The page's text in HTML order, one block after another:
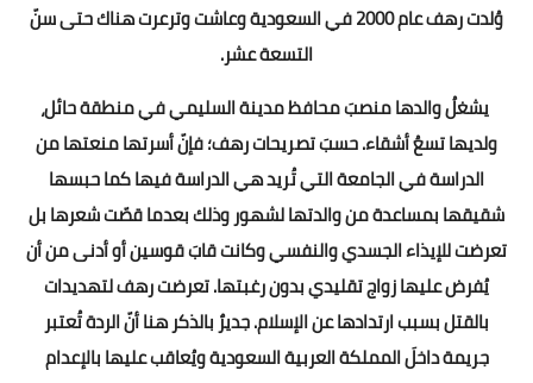
وُلدت رهف عام 2000 في السعودية وعاشت وترعرت هناك حتى سنّ
التسعة عشر.
يشغلُ والدها منصبَ محافظ مدينة السليمي في منطقة حائل،
ولديها تسعُ أشقاء. حسبَ تصريحات رهف؛ فإنّ أسرتها منعتها من
الدراسة في الجامعة التي تُريد هي الدراسة فيها كما حبسها
شقيقها بمساعدة من والدتها لشهور وذلك بعدما قصّت شعرها بل
تعرضت للإيذاء الجسدي والنفسي وكانت قابَ قوسين أو أدنى من أن
يُفرض عليها زواج تقليدي بدون رغبتها. تعرضت رهف لتهديدات
بالقتل بسبب ارتدادها عن الإسلام. جديرٌ بالذكر هنا أنّ الردة تُعتبر
جريمة داخلَ المملكة العربية السعودية ويُعاقب عليها بالإعدام